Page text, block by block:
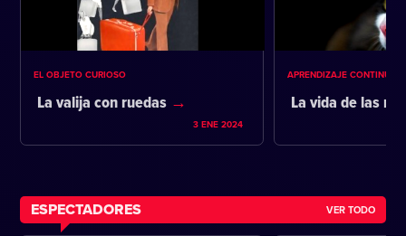
EL OBJETO CURIOSO
La valija con ruedas
3 ENE 2024
APRENDIZAJE CONTINUO
La vida de las
ESPECTADORES VER TODO